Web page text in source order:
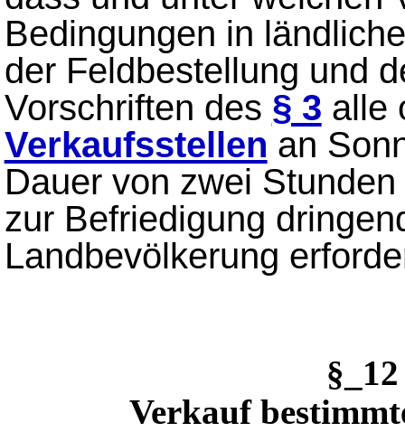
Bedingungen in
der Feldbestellung und
Vorschriften des § 3 alle
Verkaufsstellen an
Dauer von zwei
zur Befriedigung
Landbevölkerung
Verkauf